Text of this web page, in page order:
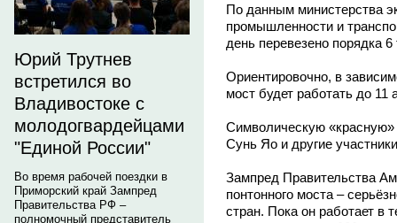
Юрий Трутнев
встретился во
Владивостоке с
молодогвардейцами
"Единой России"
Во время рабочей поездки в
Приморский край Зампред
Правительства РФ –
полномочный представитель
По данным министерства
промышленности и
день перевезено порядка
Ориентировочно, в
мост будет работать до 11
Символическую
Сунь Яо и другие
Зампред Правительства
понтонного моста –
стран. Пока он работает в